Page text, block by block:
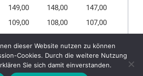
149,00 148,00
147,00
109,00 108,00
107,00
- Hahnemühle
dieser Website nutzen zu können
Cookies. Durch die weitere Nutzung
Sie sich damit einverstanden.